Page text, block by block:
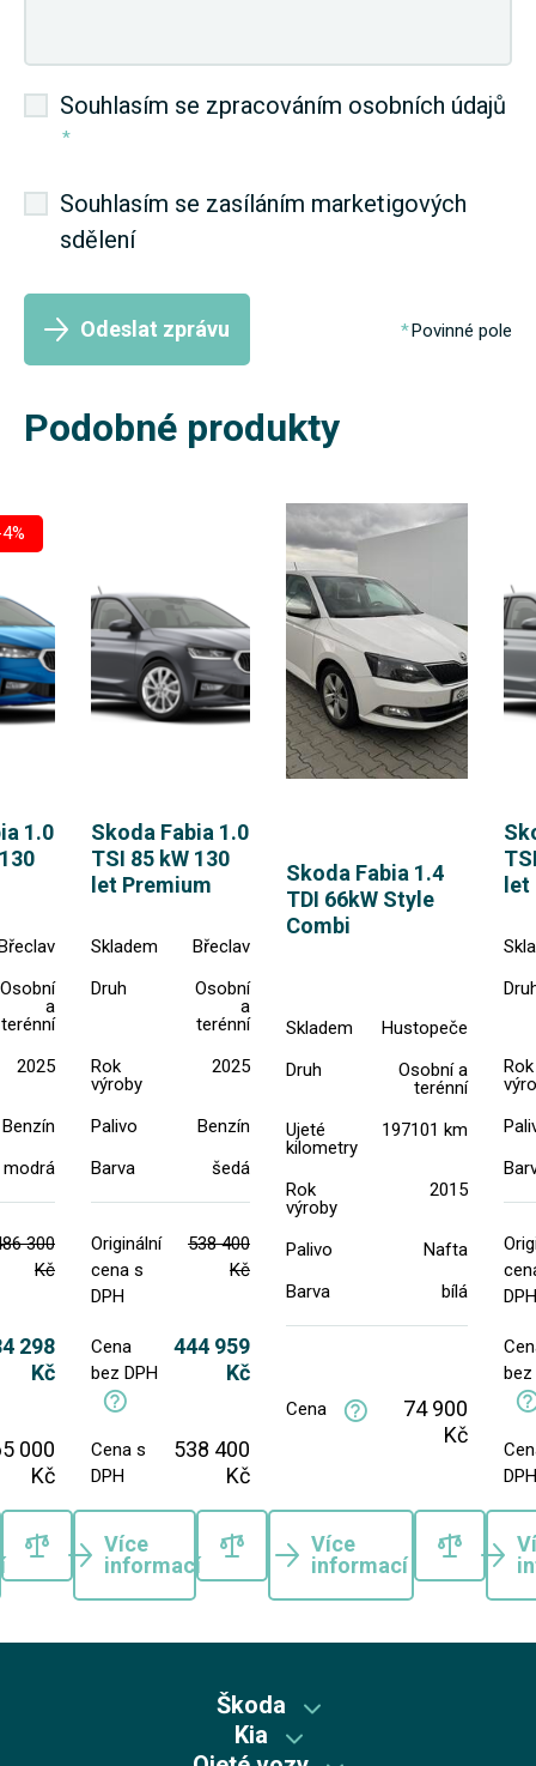
Souhlasím se zpracováním osobních údajů
*
Souhlasím se zasíláním marketigových
sdělení
Odeslat zprávu Povinné pole
Podobné produkty
1.0
Osobní
a
terénní
2025
Benzín
modrá
300
Kč
298
Kč
000
Kč
Skoda Fabia 1.0
TSI 85 kW 130
let Premium
Skladem
Břeclav
Druh
Osobní
a
terénní
Rok
výroby
2025
Palivo
Benzín
Barva
šedá
Originální
cena s
DPH
538 400
Kč
Cena
bez DPH
444 959
Kč
Cena s
DPH
538 400
Kč
Více
informací
Skoda Fabia 1.4
TDI 66kW Style
Combi
Skladem
Hustopeče
Druh
Osobní a
terénní
Ujeté
kilometry
197101 km
Rok
výroby
2015
Palivo
Nafta
Barva
bílá
Cena
74 900
Kč
Více
informací
let
Rok
DPH
bez
DPH
Škoda
Škoda předváděcí vozy
Kia